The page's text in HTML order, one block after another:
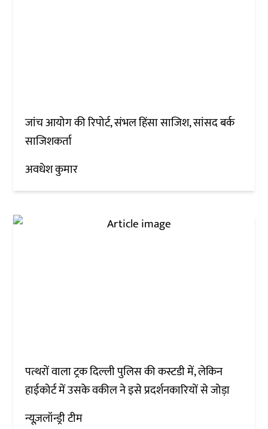
जांच आयोग की रिपोर्ट, संभल हिंसा साजिश, सांसद बर्क
साजिशकर्ता
अवधेश कुमार
पत्थरों वाला ट्रक दिल्ली पुलिस की कस्टडी में, लेकिन
हाईकोर्ट में उसके वकील ने इसे प्रदर्शनकारियों से जोड़ा
न्यूज़लॉन्ड्री टीम